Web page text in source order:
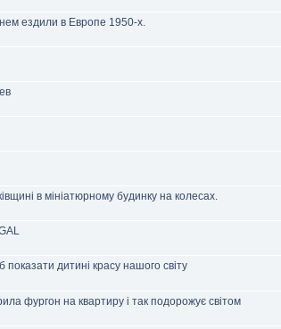
ездили в Европе 1950-х.
в мініатюрному будинку на колесах.
дитині красу нашого світу
фургон на квартиру і так подорожує світом